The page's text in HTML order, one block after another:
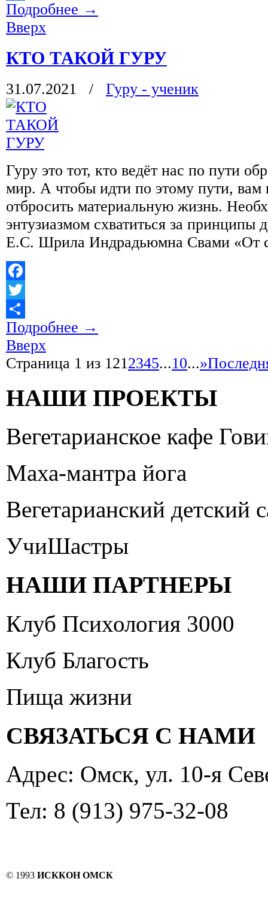
Отправить
Подробнее →
Вверх
КТО ТАКОЙ ГУРУ
31.07.2021 / Гуру - ученик
Гуру это тот, кто ведёт нас по пути
мир. А чтобы идти по этому пути, вам
отбросить материальную жизнь.
энтузиазмом схватиться за принципы
Е.С. Шрила Индрадьюмна Свами «От
Facebook
Twitter
Отправить
Подробнее →
Вверх
Страница 1 из 1212345...10...»
НАШИ ПРОЕКТЫ
Вегетарианское кафе
Маха-мантра йога
Вегетарианский
УчиШастры
НАШИ ПАРТНЕРЫ
Клуб Психология 3000
Клуб Благость
Пища жизни
СВЯЗАТЬСЯ С НАМИ
Адрес: Омск, ул. 10-я
Тел: 8 (913) 975-32-08
© 1993 ИСККОН ОМСК